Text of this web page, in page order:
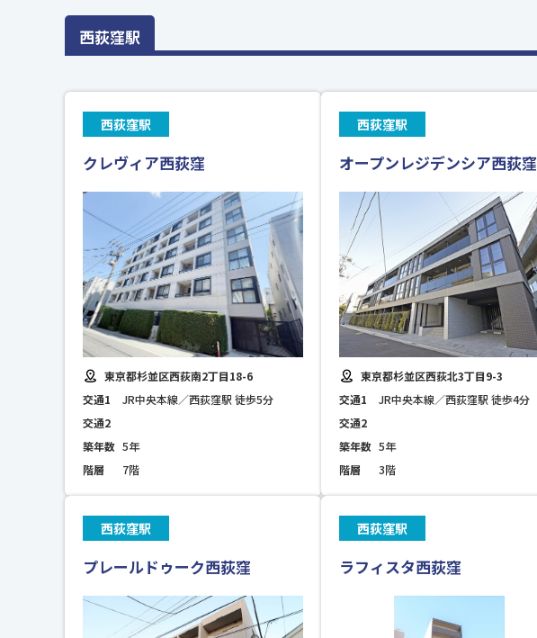
西荻窪駅
西荻窪駅
クレヴィア西荻窪
東京都杉並区西荻南2丁目18-6
交通1
JR中央本線／西荻窪駅 徒歩5分
交通2
築年数 5年
階層
7階
西荻窪駅
オープンレジデンシア西荻窪
東京都杉並区西荻北3丁目9-3
交通1
JR中央本線／西荻窪駅 徒歩4分
交通2
築年数 5年
階層
3階
西荻窪駅
プレールドゥーク西荻窪
西荻窪駅
ラフィスタ西荻窪